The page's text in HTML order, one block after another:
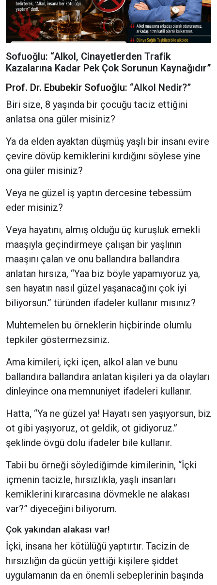
Sofuoğlu: “Alkol, Cinayetlerden Trafik
Kazalarına Kadar Pek Çok Sorunun Kaynağıdır”
Prof. Dr. Ebubekir Sofuoğlu: “Alkol Nedir?”
Biri size, 8 yaşında bir çocuğu taciz ettiğini
anlatsa ona güler misiniz?
Ya da elden ayaktan düşmüş yaşlı bir insanı evire
çevire dövüp kemiklerini kırdığını söylese yine
ona güler misiniz?
Veya ne güzel iş yaptın dercesine tebessüm
eder misiniz?
Veya hayatını, almış olduğu üç kuruşluk emekli
maaşıyla geçindirmeye çalışan bir yaşlının
maaşını çalan ve onu ballandıra ballandıra
anlatan hırsıza, “Yaa biz böyle yapamıyoruz ya,
sen hayatın nasıl güzel yaşanacağını çok iyi
biliyorsun.” türünden ifadeler kullanır mısınız?
Muhtemelen bu örneklerin hiçbirinde olumlu
tepkiler göstermezsiniz.
Ama kimileri, içki içen, alkol alan ve bunu
ballandıra ballandıra anlatan kişileri ya da olayları
dinleyince ona memnuniyet ifadeleri kullanır.
Hatta, “Ya ne güzel ya! Hayatı sen yaşıyorsun, biz
ot gibi yaşıyoruz, ot geldik, ot gidiyoruz.”
şeklinde övgü dolu ifadeler bile kullanır.
Tabii bu örneği söylediğimde kimilerinin, “İçki
içmenin tacizle, hırsızlıkla, yaşlı insanları
kemiklerini kırarcasına dövmekle ne alakası
var?” diyeceğini biliyorum.
Çok yakından alakası var!
İçki, insana her kötülüğü yaptırtır. Tacizin de
hırsızlığın da gücün yettiği kişilere şiddet
uygulamanın da en önemli sebeplerinin başında